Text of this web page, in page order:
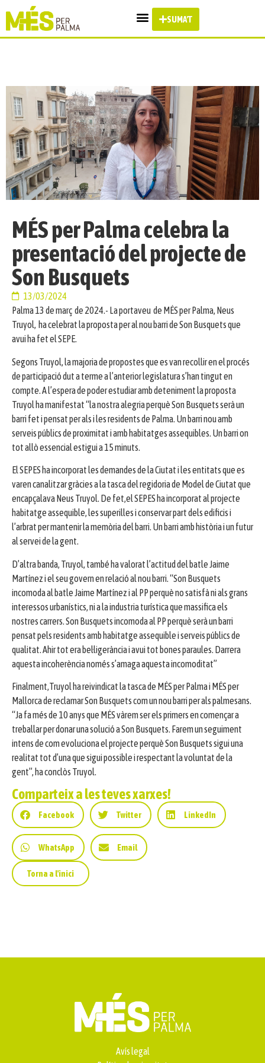
SUMA'T
MÉS per Palma celebra la
presentació del projecte de
Son Busquets
13/03/2024
Palma 13 de març de 2024.- La portaveu de MÉS per Palma, Neus
Truyol, ha celebrat la proposta per al nou barri de Son Busquets que
avui ha fet el SEPE.
Segons Truyol, la majoria de propostes que es van recollir en el procés
de participació dut a terme a l’anterior legislatura s’han tingut en
compte. A l’espera de poder estudiar amb deteniment la proposta
Truyol ha manifestat “la nostra alegria perquè Son Busquets serà un
barri fet i pensat per als i les residents de Palma. Un barri nou amb
serveis públics de proximitat i amb habitatges assequibles. Un barri on
tot allò essencial estigui a 15 minuts.
El SEPES ha incorporat les demandes de la Ciutat i les entitats que es
varen canalitzar gràcies a la tasca del regidoria de Model de Ciutat que
encapçalava Neus Truyol. De fet,el SEPES ha incorporat al projecte
habitatge assequible, les superilles i conservar part dels edificis i
l’arbrat per mantenir la memòria del barri. Un barri amb història i un futur
al servei de la gent.
D’altra banda, Truyol, també ha valorat l’actitud del batle Jaime
Martínez i el seu govern en relació al nou barri. “Son Busquets
incomoda al batle Jaime Martínez i al PP perquè no satisfà ni als grans
interessos urbanístics, ni a la industria turística que massifica els
nostres carrers. Son Busquets incomoda al PP perquè serà un barri
pensat pels residents amb habitatge assequible i serveis públics de
qualitat. Ahir tot era bel·ligerància i avui tot bones paraules. Darrera
aquesta incoherència només s’amaga aquesta incomoditat”
Finalment,Truyol ha reivindicat la tasca de MÉS per Palma i MÉS per
Mallorca de reclamar Son Busquets com un nou barri per als palmesans.
“Ja fa més de 10 anys que MÉS vàrem ser els primers en començar a
treballar per donar una solució a Son Busquets. Farem un seguiment
intens de com evoluciona el projecte perquè Son Busquets sigui una
realitat tot d’una que sigui possible i respectant la voluntat de la
gent”, ha conclòs Truyol.
Comparteix a les teves xarxes!
Facebook Twitter LinkedIn
WhatsApp Email
Torna a l'inici
Avís legal